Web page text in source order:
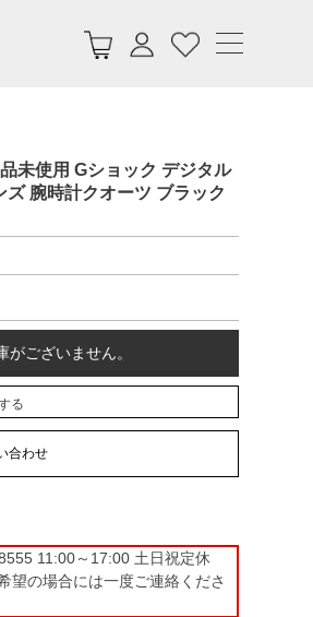
未使用 Gショック デジタル
腕時計クオーツ ブラック
ございません。
る
合わせ
11:00～17:00 土日祝定休
望の場合には一度ご連絡くださ